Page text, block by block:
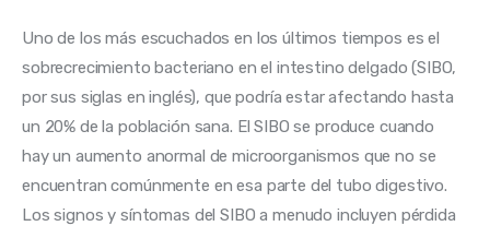
Uno de los más escuchados en los últimos tiempos es el
sobrecrecimiento bacteriano en el intestino delgado (SIBO,
por sus siglas en inglés), que podría estar afectando hasta
un 20% de la población sana. El SIBO se produce cuando
hay un aumento anormal de microorganismos que no se
encuentran comúnmente en esa parte del tubo digestivo.
Los signos y síntomas del SIBO a menudo incluyen pérdida